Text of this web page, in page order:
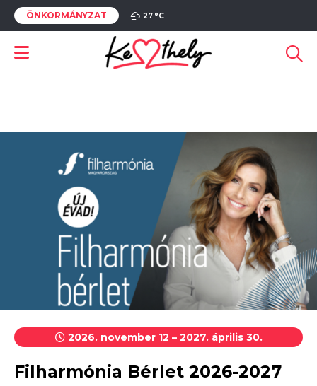
ÖNKORMÁNYZAT 27 °C
2026. november 12 – 2027. április 30.
Filharmónia Bérlet 2026-2027